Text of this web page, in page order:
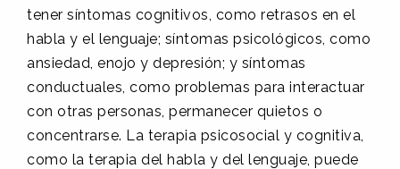
tener síntomas cognitivos, como retrasos en el
habla y el lenguaje; síntomas psicológicos, como
ansiedad, enojo y depresión; y síntomas
conductuales, como problemas para interactuar
con otras personas, permanecer quietos o
concentrarse. La terapia psicosocial y cognitiva,
como la terapia del habla y del lenguaje, puede